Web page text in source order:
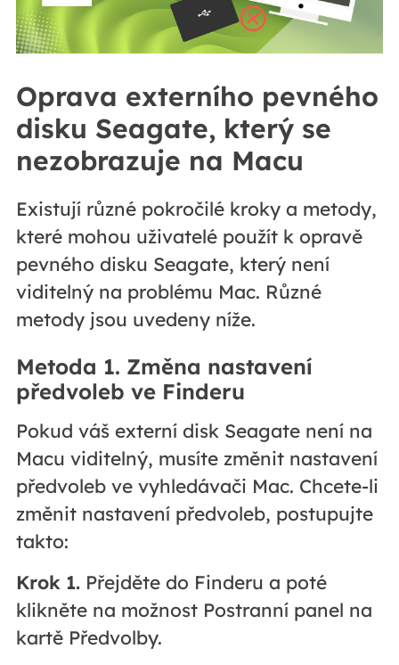
Oprava externího pevného
disku Seagate, který se
nezobrazuje na Macu
Existují různé pokročilé kroky a metody,
které mohou uživatelé použít k opravě
pevného disku Seagate, který není
viditelný na problému Mac. Různé
metody jsou uvedeny níže.
Metoda 1. Změna nastavení
předvoleb ve Finderu
Pokud váš externí disk Seagate není na
Macu viditelný, musíte změnit nastavení
předvoleb ve vyhledávači Mac. Chcete-li
změnit nastavení předvoleb, postupujte
takto:
Krok 1.Přejděte do Finderu a poté
klikněte na možnost Postranní panel na
kartě Předvolby.